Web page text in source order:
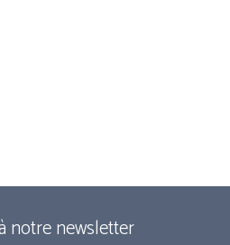
notre newsletter